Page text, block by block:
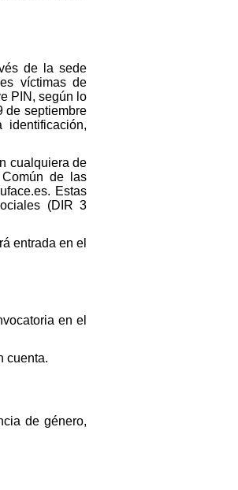
de la sede
víctimas de
PIN, según lo
de septiembre
cualquiera de
de las
Estas
(DIR 3
entrada en el
en el
cuenta.
de género,